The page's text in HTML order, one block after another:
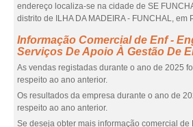
endereço localiza-se na cidade de SE
distrito de ILHA DA MADEIRA - FUNCHAL, em
Informação Comercial de Enf -
Serviços De Apoio À Gestão De
As vendas registadas durante o ano de 2025
respeito ao ano anterior.
Os resultados da empresa durante o ano de
respeito ao ano anterior.
Se deseja obter mais informação comercial de